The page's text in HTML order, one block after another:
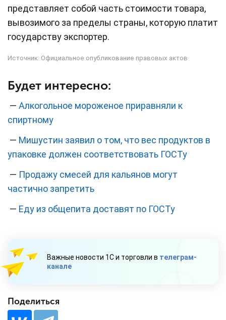
представляет собой часть стоимости товара,
вывозимого за пределы страны, которую платит
государству экспортер.
Источник: Официальное опубликование правовых актов
Будет интересно:
— Алкогольное мороженое приравняли к
спиртному
— Мишустин заявил о том, что вес продуктов в
упаковке должен соответствовать ГОСТу
— Продажу смесей для кальянов могут
частично запретить
— Еду из общепита доставят по ГОСТу
Важные новости 1С и торговли в телеграм-
канале
Поделиться